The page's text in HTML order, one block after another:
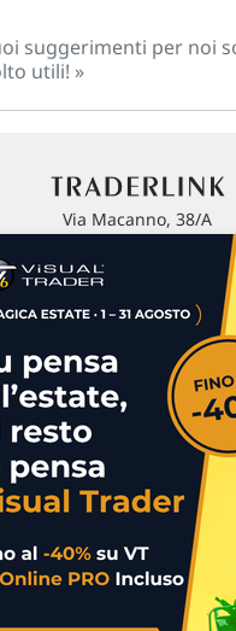
suggerimenti per noi
utili! »
Via Macanno, 38/A
P.IVA 02 452 460 401
Commenti e segnalazioni
Contattaci
Traderlink Italia s.r.l.
Quotazioni di borsa differite di 15
(fonte Intrinio) / FOREX